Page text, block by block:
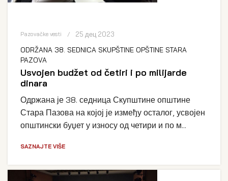
Pazovačke vesti 25 дец 2023
ODRŽANA 38. SEDNICA SKUPŠTINE OPŠTINE STARA
PAZOVA
Usvojen budžet od četiri i po milijarde
dinara
Одржана је 38. седница Скупштине општине
Стара Пазова на којој је између осталог, усвојен
општински буџет у износу од четири и по м...
SAZNAJTE VIŠE